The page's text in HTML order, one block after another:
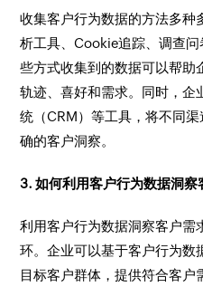
收集客户行为数据的方法多种
析工具、Cookie追踪、调查
些方式收集到的数据可以帮助
轨迹、喜好和需求。同时，企
统（CRM）等工具，将不同
确的客户洞察。
3. 如何利用客户行为数据洞察
利用客户行为数据洞察客户需
环。企业可以基于客户行为数
目标客户群体，提供符合客户